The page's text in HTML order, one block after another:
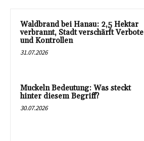
Waldbrand bei Hanau: 2,5 Hektar
verbrannt, Stadt verschärft Verbote
und Kontrollen
31.07.2026
Muckeln Bedeutung: Was steckt
hinter diesem Begriff?
30.07.2026